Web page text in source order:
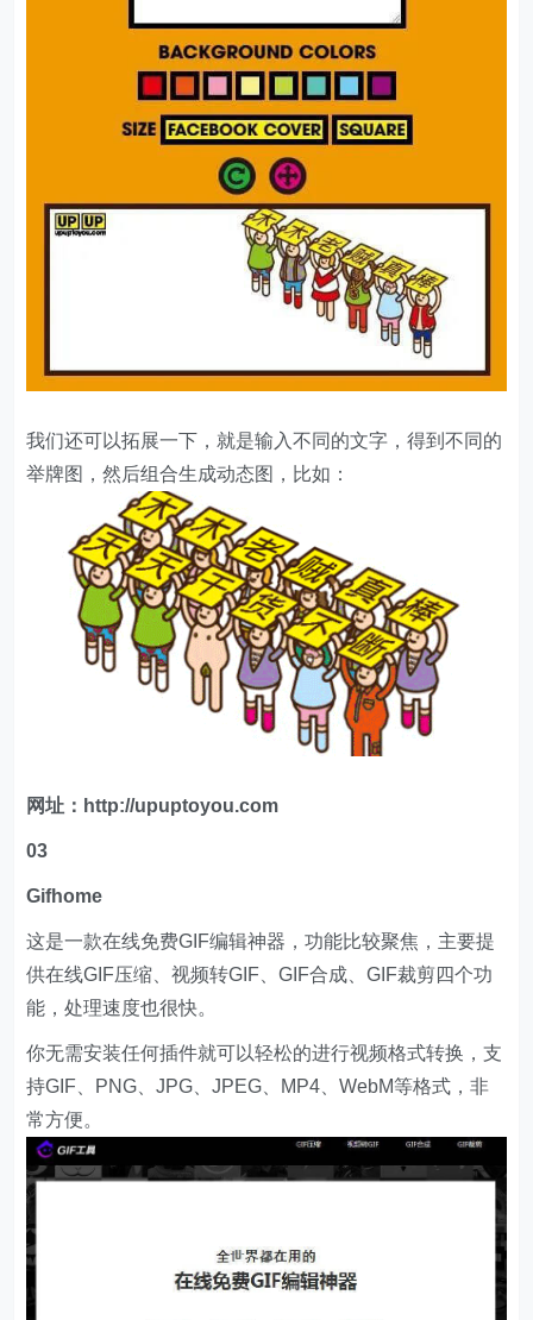
我们还可以拓展一下，就是输入不同的文字，得到不同的
举牌图，然后组合生成动态图，比如：
网址：http://upuptoyou.com
03
Gifhome
这是一款在线免费GIF编辑神器，功能比较聚焦，主要提
供在线GIF压缩、视频转GIF、GIF合成、GIF裁剪四个功
能，处理速度也很快。
你无需安装任何插件就可以轻松的进行视频格式转换，支
持GIF、PNG、JPG、JPEG、MP4、WebM等格式，非
常方便。